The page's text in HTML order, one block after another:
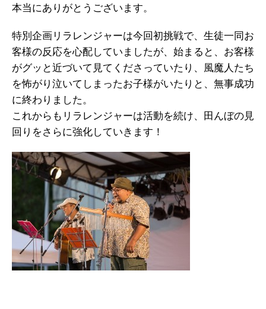
本当にありがとうございます。
特別企画リラレンジャーは今回初挑戦で、生徒一同お
客様の反応を心配していましたが、始まると、お客様
がグッと近づいて見てくださっていたり、風魔人たち
を怖がり泣いてしまったお子様がいたりと、無事成功
に終わりました。
これからもリラレンジャーは活動を続け、田んぼの見
回りをさらに強化していきます！